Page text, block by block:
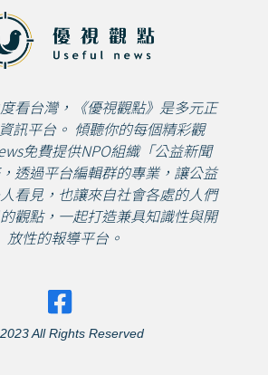
看台灣，《優視觀點》是多元正
訊平台。 傾聽你的每個精彩觀
免費提供NPO組織「公益新聞
透過平台編輯群的專業，讓公益
看見，也讓來自社會各處的人們
觀點，一起打造兼具知識性與開
放性的報導平台。
All Rights Reserved